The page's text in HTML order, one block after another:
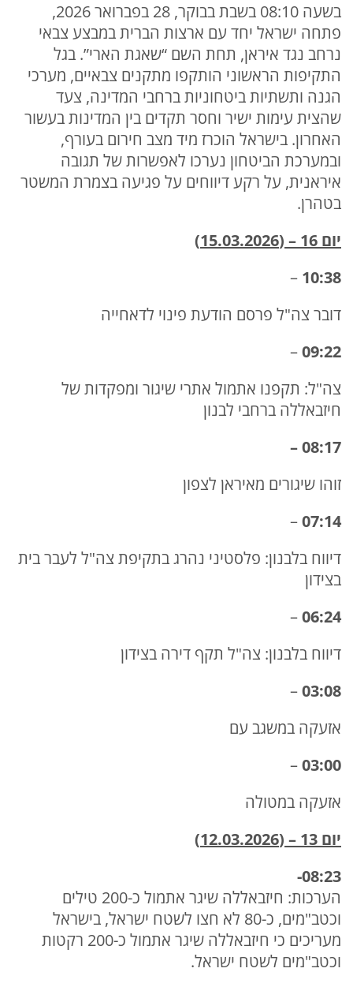
בשעה 08:10 בשבת בבוקר, 28 בפברואר 2026,
פתחה ישראל יחד עם ארצות הברית במבצע צבאי
נרחב נגד איראן, תחת השם “שאגת הארי”. בגל
התקיפות הראשוני הותקפו מתקנים צבאיים, מערכי
הגנה ותשתיות ביטחוניות ברחבי המדינה, צעד
שהצית עימות ישיר וחסר תקדים בין המדינות בעשור
האחרון. בישראל הוכרז מיד מצב חירום בעורף,
ובמערכת הביטחון נערכו לאפשרות של תגובה
איראנית, על רקע דיווחים על פגיעה בצמרת המשטר
בטהרן.
יום 16 – (15.03.2026)
10:38
–
דובר צה"ל פרסם הודעת פינוי לדאחייה
09:22
–
צה"ל: תקפנו אתמול אתרי שיגור ומפקדות של
חיזבאללה ברחבי לבנון
08:17 –
זוהו שיגורים מאיראן לצפון
07:14
–
דיווח בלבנון: פלסטיני נהרג בתקיפת צה"ל לעבר בית
בצידון
06:24
–
דיווח בלבנון: צה"ל תקף דירה בצידון
03:08
–
אזעקה במשגב עם
03:00
–
אזעקה במטולה
יום 13 – (12.03.2026)
08:23-
הערכות: חיזבאללה שיגר אתמול כ-200 טילים
וכטב"מים, כ-80 לא חצו לשטח ישראל, בישראל
מעריכים כי חיזבאללה שיגר אתמול כ-200 רקטות
וכטב"מים לשטח ישראל.